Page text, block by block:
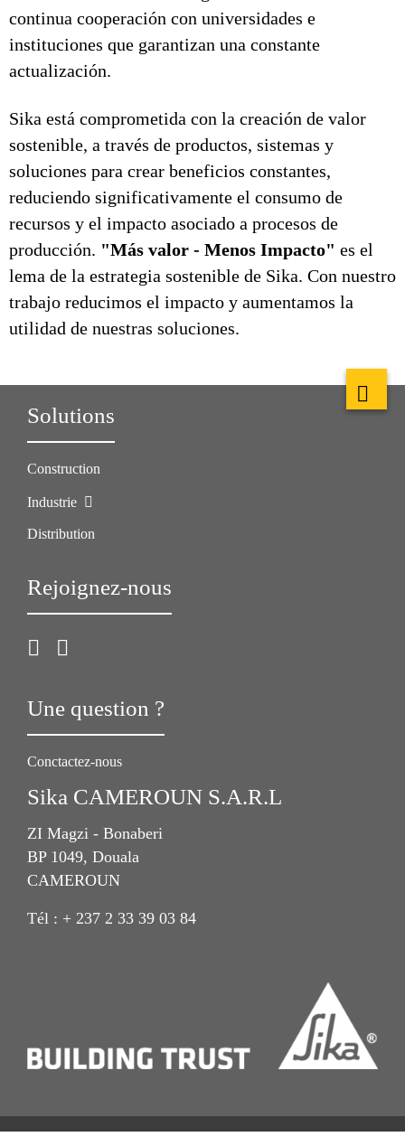
continua cooperación con universidades e
instituciones que garantizan una constante
actualización.
Sika está comprometida con la creación de valor
sostenible, a través de productos, sistemas y
soluciones para crear beneficios constantes,
reduciendo significativamente el consumo de
recursos y el impacto asociado a procesos de
producción. "Más valor - Menos Impacto" es el
lema de la estrategia sostenible de Sika. Con nuestro
trabajo reducimos el impacto y aumentamos la
utilidad de nuestras soluciones.
Solutions
Construction
Industrie
Distribution
Rejoignez-nous
Une question ?
Conctactez-nous
Sika CAMEROUN S.A.R.L
ZI Magzi - Bonaberi
BP 1049, Douala
CAMEROUN
Tél : + 237 2 33 39 03 84